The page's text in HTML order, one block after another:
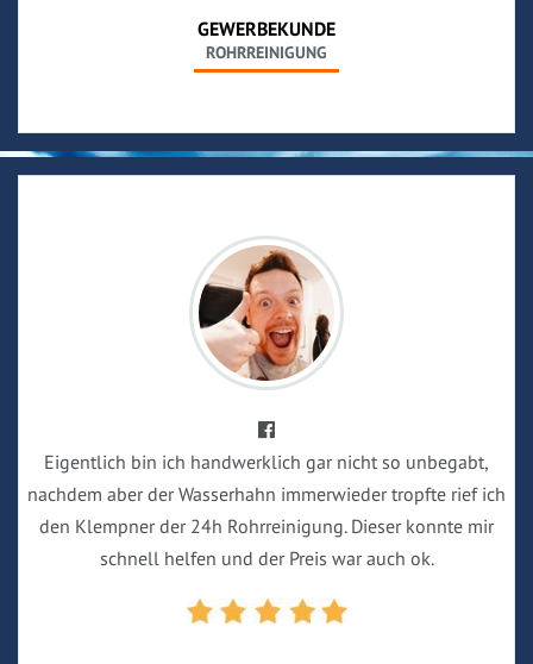
GEWERBEKUNDE
ROHRREINIGUNG
Eigentlich bin ich handwerklich gar nicht so unbegabt,
nachdem aber der Wasserhahn immerwieder tropfte rief ich
den Klempner der 24h Rohrreinigung. Dieser konnte mir
schnell helfen und der Preis war auch ok.